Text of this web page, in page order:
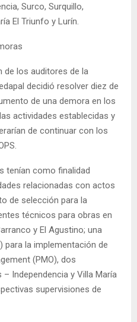
Surco, Surquillo,
El Triunfo y Lurín.
de los auditores de la
decidió resolver diez de
de una demora en los
actividades establecidas y
de continuar con los
tenían como finalidad
relacionadas con actos
de selección para la
técnicos para obras en
y El Agustino; una
la implementación de
(PMO), dos
Independencia y Villa María
supervisiones de